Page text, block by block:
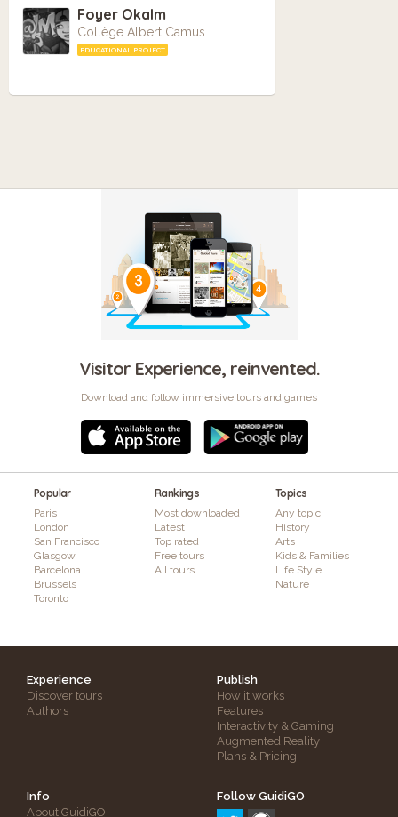
Foyer Okalm
Collège Albert Camus
EDUCATIONAL PROJECT
Visitor Experience, reinvented.
Download and follow immersive tours and games
Popular
Paris
London
San Francisco
Glasgow
Barcelona
Brussels
Toronto
Rankings
Most downloaded
Latest
Top rated
Free tours
All tours
Topics
Any topic
History
Arts
Kids & Families
Life Style
Nature
Experience
Discover tours
Authors
Publish
How it works
Features
Interactivity & Gaming
Augmented Reality
Plans & Pricing
Info
About GuidiGO
Follow GuidiGO